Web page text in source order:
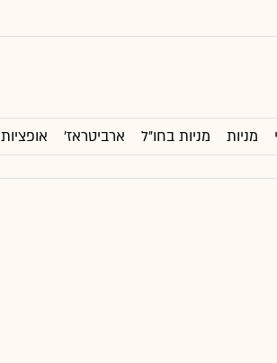
מניות מניות בחו"ל ארביטראז' אופציות